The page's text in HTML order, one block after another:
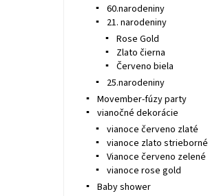
60.narodeniny
21. narodeniny
Rose Gold
Zlato čierna
Červeno biela
25.narodeniny
Movember-fúzy party
vianočné dekorácie
vianoce červeno zlaté
vianoce zlato strieborné
Vianoce červeno zelené
vianoce rose gold
Baby shower